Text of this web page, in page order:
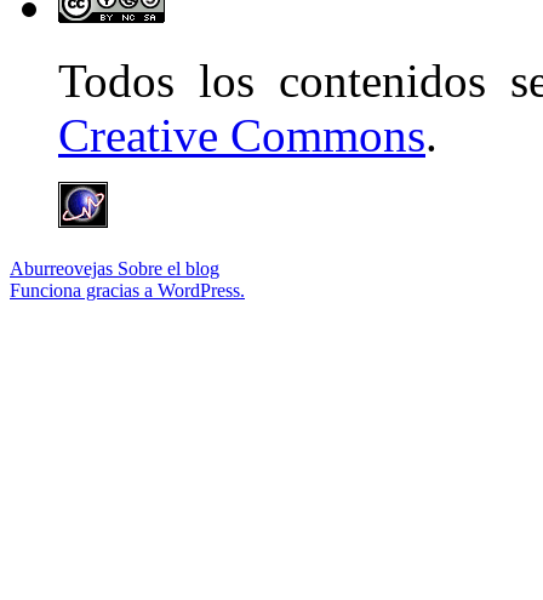
Todos los contenidos
Creative Commons.
Aburreovejas Sobre el blog
Funciona gracias a WordPress.